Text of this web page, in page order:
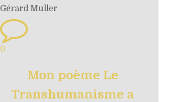
Gérard Muller
0
Mon poème Le
Transhumanisme a